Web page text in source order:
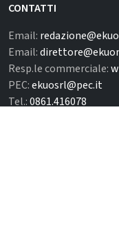
CONTATTI
Email:
Email:
Resp.le commerciale:
PEC:ekuosrl@pec.it
Tel.:0861.416078